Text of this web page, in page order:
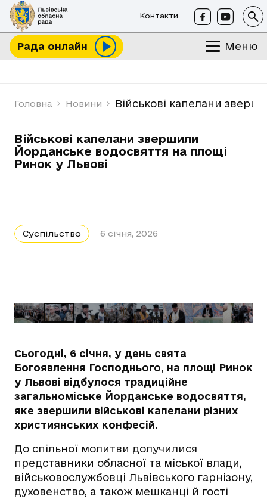
Контакти
Рада онлайн Меню
Головна Новини Військові капелани
Військові капелани звершили
Йорданське водосвяття на площі
Ринок у Львові
Суспільство 6 січня, 2026
Сьогодні, 6 січня, у день свята
Богоявлення Господнього, на площі Ринок
у Львові відбулося традиційне
загальноміське Йорданське водосвяття,
яке звершили військові капелани різних
християнських конфесій.
До спільної молитви долучилися
представники обласної та міської влади,
військовослужбовці Львівського гарнізону,
духовенство, а також мешканці й гості